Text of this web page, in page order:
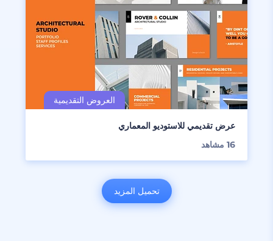
عرض تقديمي للاستوديو المعماري
16 مشاهد
تحميل المزيد